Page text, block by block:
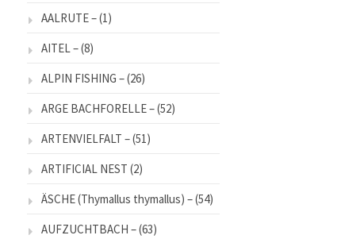
AALRUTE –(1)
AITEL –(8)
ALPIN FISHING –(26)
ARGE BACHFORELLE –(52)
ARTENVIELFALT –(51)
ARTIFICIAL NEST (2)
ÄSCHE (Thymallus thymallus) –(54)
AUFZUCHTBACH –(63)